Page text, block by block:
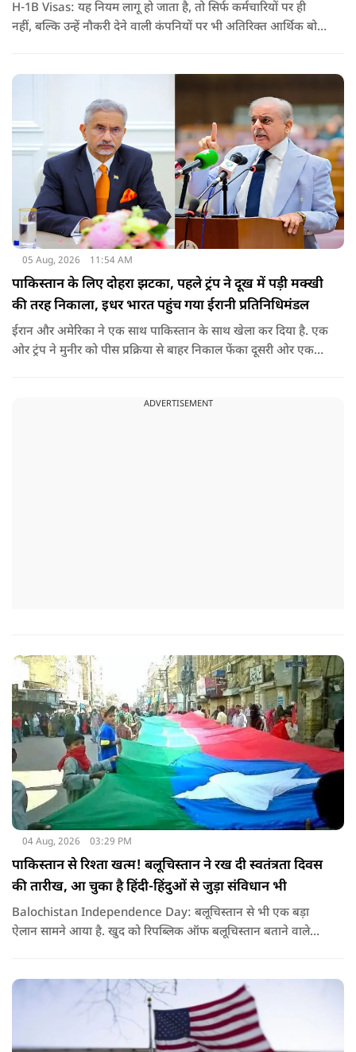
H-1B Visas: यह नियम लागू हो जाता है, तो सिर्फ कर्मचारियों पर ही
नहीं, बल्कि उन्हें नौकरी देने वाली कंपनियों पर भी अतिरिक्त आर्थिक बोझ
वीजा का समय-समय पर नवीनीकरण कराते हैं.
05 Aug, 2026 11:54 AM
पाकिस्तान के लिए दोहरा झटका, पहले ट्रंप ने दूख में पड़ी मक्खी
की तरह निकाला, इधर भारत पहुंच गया ईरानी प्रतिनिधिमंडल
ईरान और अमेरिका ने एक साथ पाकिस्तान के साथ खेला कर दिया है. एक
ओर ट्रंप ने मुनीर को पीस प्रक्रिया से बाहर निकाल फेंका दूसरी ओर एक
ADVERTISEMENT
04 Aug, 2026 03:29 PM
पाकिस्तान से रिश्ता खत्म! बलूचिस्तान ने रख दी स्वतंत्रता दिवस
की तारीख, आ चुका है हिंदी-हिंदुओं से जुड़ा संविधान भी
Balochistan Independence Day: बलूचिस्तान से भी एक बड़ा
ऐलान सामने आया है. खुद को रिपब्लिक ऑफ बलूचिस्तान बताने वाले